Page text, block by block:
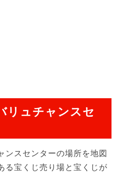
リュチャンスセ
ンスセンターの場所を地図
る宝くじ売り場と宝くじが